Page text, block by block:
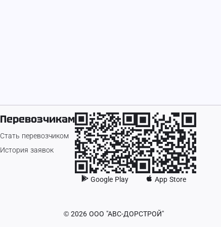
Перевозчикам
Стать перевозчиком
История заявок
Google Play App Store
© 2026 ООО "АВС-ДОРСТРОЙ"